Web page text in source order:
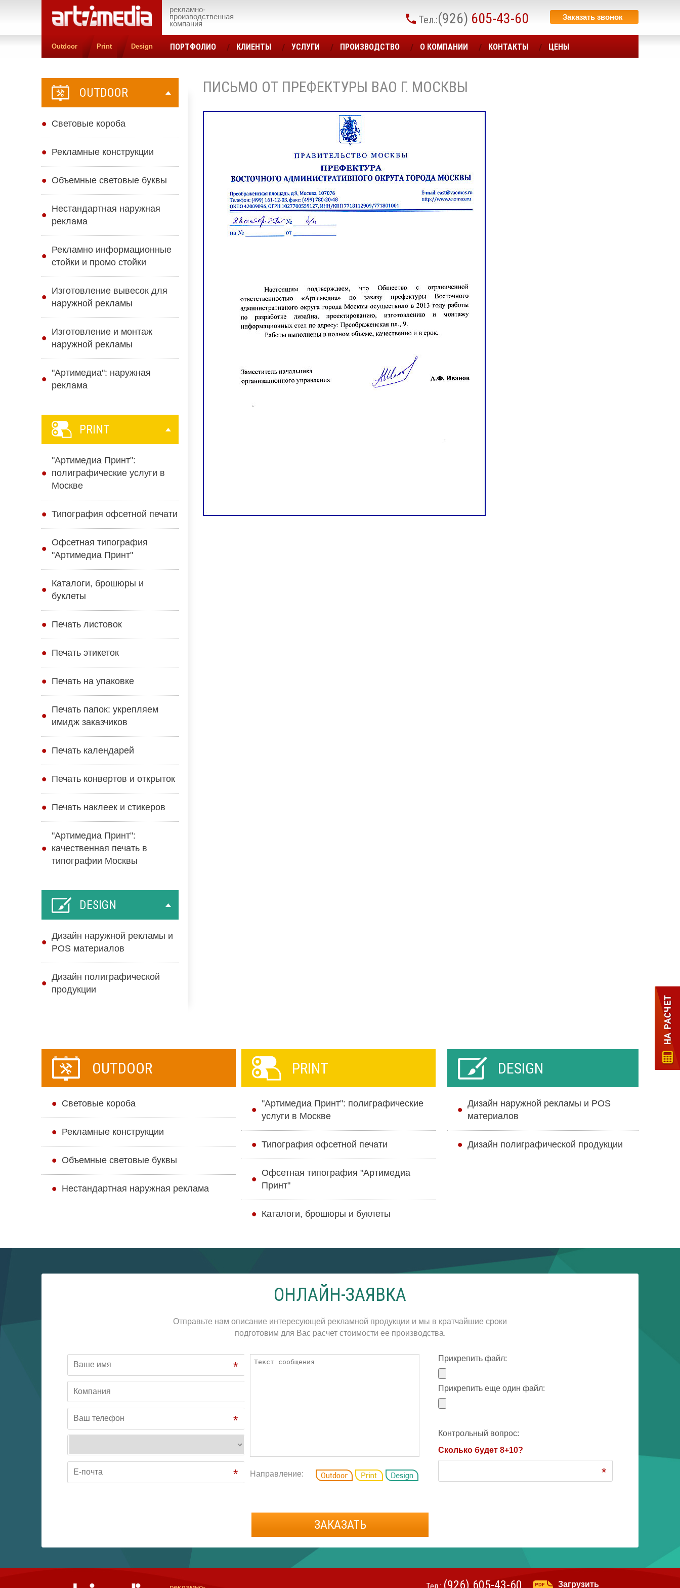
рекламно-
производственная
компания
Заказать звонок
Тел.:(926) 605-43-60
Outdoor Print Design ПОРТФОЛИО КЛИЕНТЫ УСЛУГИ ПРОИЗВОДСТВО О КОМПАНИИ КОНТАКТЫ ЦЕНЫ
OUTDOOR
Cветовые короба
Рекламные конструкции
Объемные световые буквы
Нестандартная наружная
реклама
Рекламно информационные
стойки и промо стойки
Изготовление вывесок для
наружной рекламы
Изготовление и монтаж
наружной рекламы
"Артимедиа": наружная
реклама
PRINT
"Артимедиа Принт":
полиграфические услуги в
Москве
Типография офсетной печати
Офсетная типография
"Артимедиа Принт"
Каталоги, брошюры и
буклеты
Печать листовок
Печать этикеток
Печать на упаковке
Печать папок: укрепляем
имидж заказчиков
Печать календарей
Печать конвертов и открыток
Печать наклеек и стикеров
"Артимедиа Принт":
качественная печать в
типографии Москвы
DESIGN
Дизайн наружной рекламы и
POS материалов
Дизайн полиграфической
продукции
ПИСЬМО ОТ ПРЕФЕКТУРЫ ВАО Г. МОСКВЫ
OUTDOOR
Cветовые короба
Рекламные конструкции
Объемные световые буквы
Нестандартная наружная реклама
PRINT
"Артимедиа Принт": полиграфические
услуги в Москве
Типография офсетной печати
Офсетная типография "Артимедиа
Принт"
Каталоги, брошюры и буклеты
DESIGN
Дизайн наружной рекламы и POS
материалов
Дизайн полиграфической продукции
ОНЛАЙН-ЗАЯВКА
Отправьте нам описание интересующей рекламной продукции и мы в кратчайшие сроки
подготовим для Вас расчет стоимости ее производства.
*
*
* Направление:
Прикрепить файл:
Прикрепить еще один файл:
Контрольный вопрос:
Сколько будет 8+10?
*
ЗАКАЗАТЬ
Загрузить
(926) 605-43-60